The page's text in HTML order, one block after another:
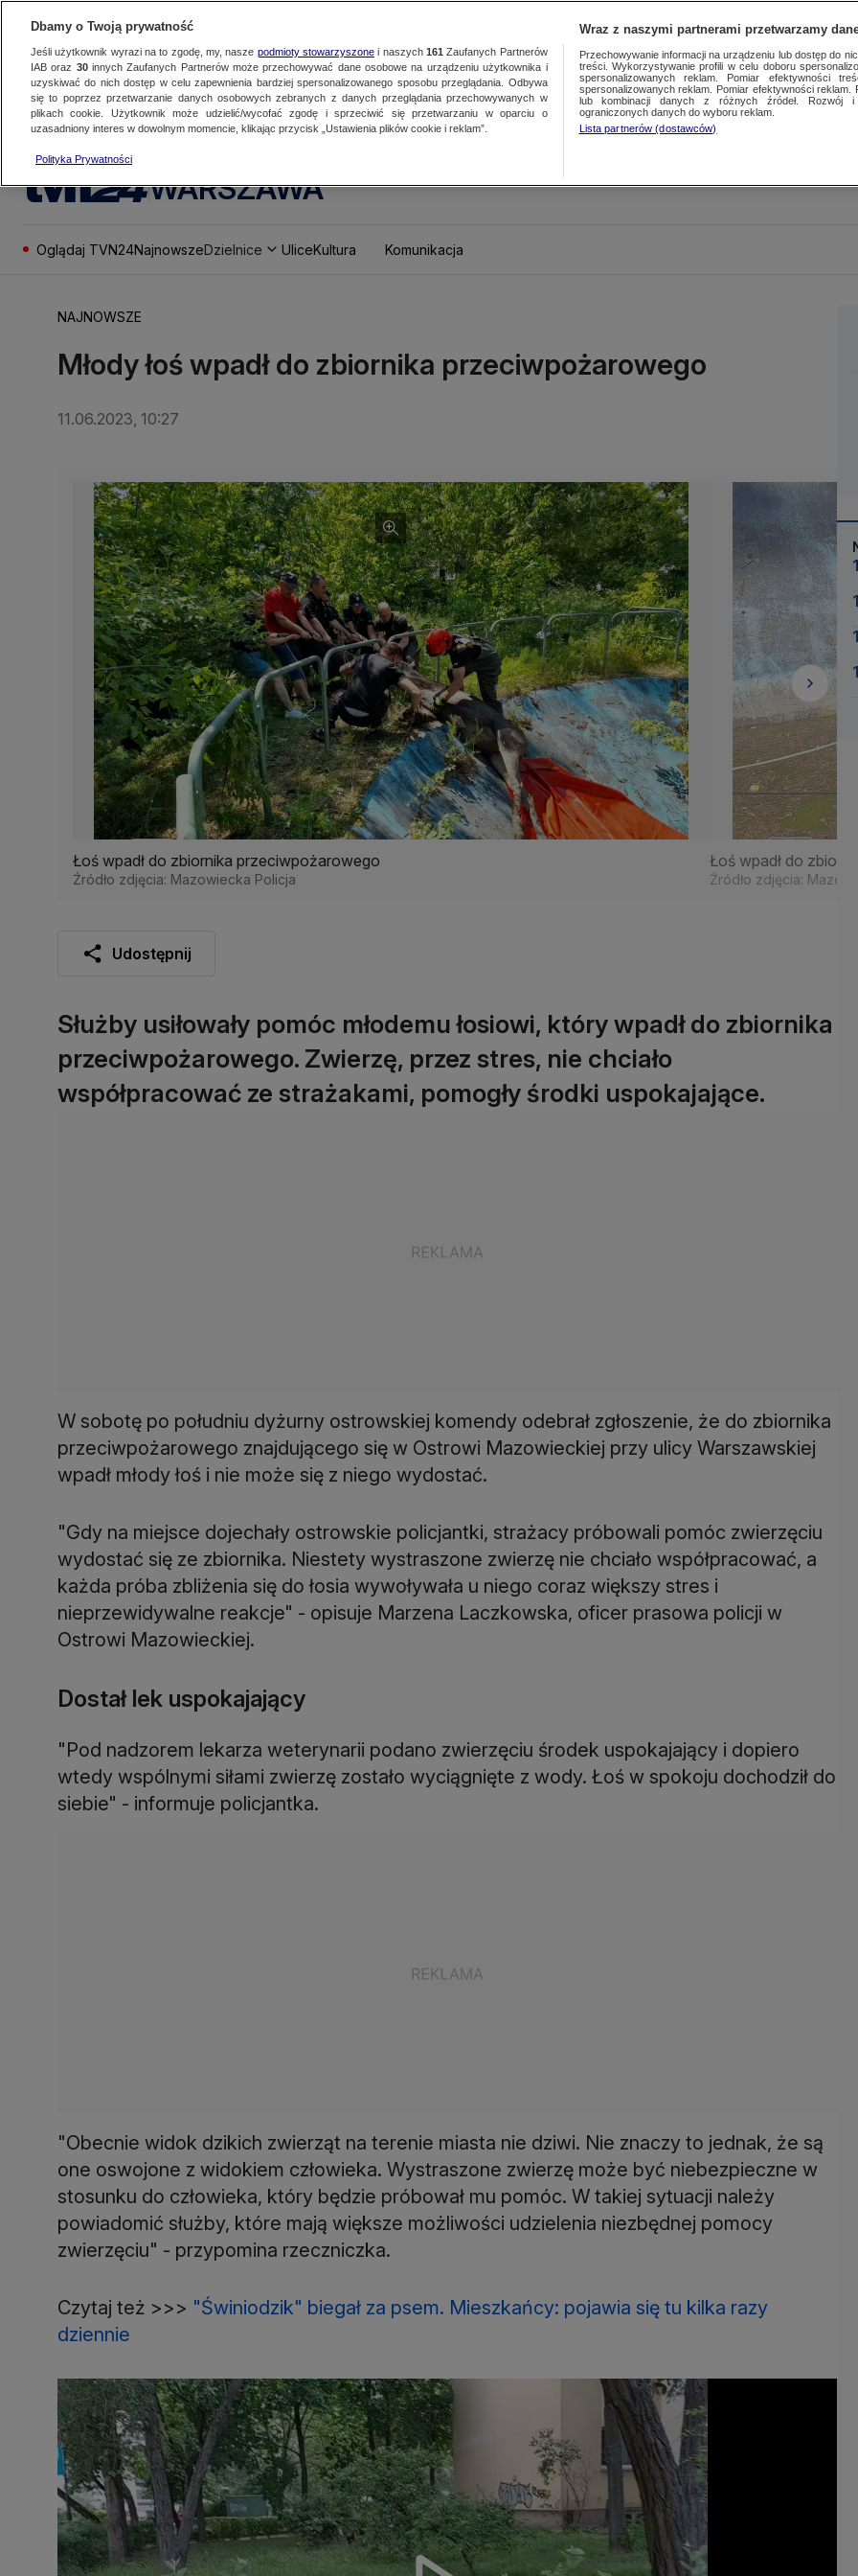
WARSZAWA
Oglądaj TVN24NajnowszeDzielnice UliceKultura Komunikacja
NAJNOWSZE
Młody łoś wpadł do zbiornika przeciwpożarowego
11.06.2023, 10:27
Łoś wpadł do zbiornika przeciwpożarowego
Źródło zdjęcia: Mazowiecka Policja
Łoś wpadł do
Źródło zdjęcia:
Udostępnij
Służby usiłowały pomóc młodemu łosiowi, który wpadł do zbiornika
przeciwpożarowego. Zwierzę, przez stres, nie chciało
współpracować ze strażakami, pomogły środki uspokajające.
W sobotę po południu dyżurny ostrowskiej komendy odebrał zgłoszenie, że do zbiornika
przeciwpożarowego znajdującego się w Ostrowi Mazowieckiej przy ulicy Warszawskiej
wpadł młody łoś i nie może się z niego wydostać.
"Gdy na miejsce dojechały ostrowskie policjantki, strażacy próbowali pomóc zwierzęciu
wydostać się ze zbiornika. Niestety wystraszone zwierzę nie chciało współpracować, a
każda próba zbliżenia się do łosia wywoływała u niego coraz większy stres i
nieprzewidywalne reakcje" - opisuje Marzena Laczkowska, oficer prasowa policji w
Ostrowi Mazowieckiej.
Dostał lek uspokajający
"Pod nadzorem lekarza weterynarii podano zwierzęciu środek uspokajający i dopiero
wtedy wspólnymi siłami zwierzę zostało wyciągnięte z wody. Łoś w spokoju dochodził do
siebie" - informuje policjantka.
"Obecnie widok dzikich zwierząt na terenie miasta nie dziwi. Nie znaczy to jednak, że są
one oswojone z widokiem człowieka. Wystraszone zwierzę może być niebezpieczne w
stosunku do człowieka, który będzie próbował mu pomóc. W takiej sytuacji należy
powiadomić służby, które mają większe możliwości udzielenia niezbędnej pomocy
zwierzęciu" - przypomina rzeczniczka.
Czytaj też >>> "Świniodzik" biegał za psem. Mieszkańcy: pojawia się tu kilka razy
dziennie
Dbamy o Twoją prywatność
Jeśli użytkownik wyrazi na to zgodę, my, nasze podmioty stowarzyszonei naszych 161 Zaufanych Partnerów
IAB oraz 30innych Zaufanych Partnerów może przechowywać dane osobowe na urządzeniu użytkownika i
uzyskiwać do nich dostęp w celu zapewnienia bardziej spersonalizowanego sposobu przeglądania. Odbywa
się to poprzez przetwarzanie danych osobowych zebranych z danych przeglądania przechowywanych w
plikach cookie. Użytkownik może udzielić/wycofać zgodę i sprzeciwić się przetwarzaniu w oparciu o
uzasadniony interes w dowolnym momencie, klikając przycisk „Ustawienia plików cookie i reklam”.
Polityka Prywatności
Wraz z naszymi partnerami przetwarzamy
Przechowywanie informacji na urządzeniu lub dostęp do
treści. Wykorzystywanie profili w celu doboru
spersonalizowanych reklam. Pomiar efektywności
spersonalizowanych reklam. Pomiar efektywności
lub kombinacji danych z różnych źródeł. Rozwój i
ograniczonych danych do wyboru reklam.
Lista partnerów (dostawców)